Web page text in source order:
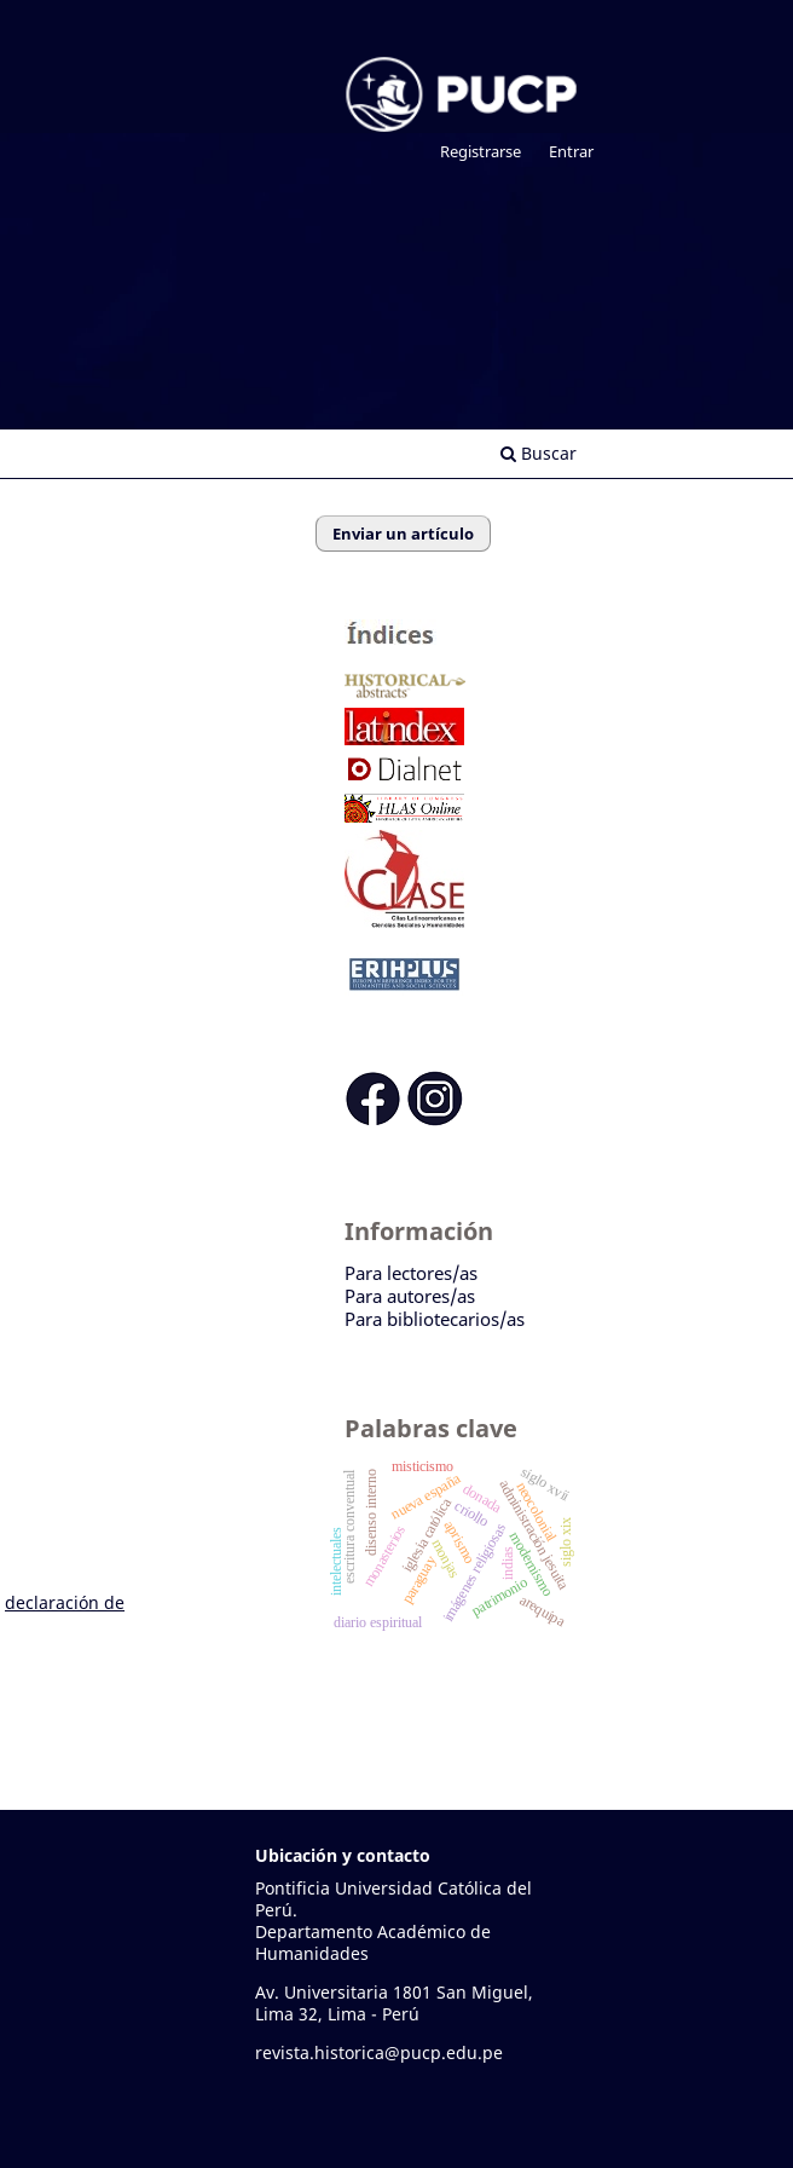
Buscar
Registrarse Entrar
declaración de
Enviar un artículo
Información
Para lectores/as
Para autores/as
Para bibliotecarios/as
Palabras clave
imágenes religiosas
monasterios monjas
iglesia católica
nueva españa administración jesuita
disenso interno
paraguay
neocolonial
modernismo
patrimonio
misticismo
donada
diario espiritual
escritura conventual
arequipa
indias
siglo xvii
criollo
intelectuales siglo xix
aprismo
Ubicación y contacto
Pontificia Universidad Católica del
Perú.
Departamento Académico de
Humanidades
Av. Universitaria 1801 San Miguel,
Lima 32, Lima - Perú
revista.historica@pucp.edu.pe